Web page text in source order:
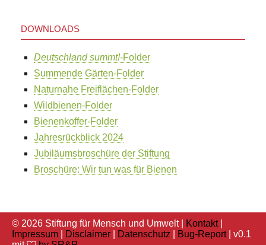
DOWNLOADS
Deutschland summt!-Folder
Summende Gärten-Folder
Naturnahe Freiflächen-Folder
Wildbienen-Folder
Bienenkoffer-Folder
Jahresrückblick 2024
Jubiläumsbroschüre der Stiftung
Broschüre: Wir tun was für Bienen
© 2026 Stiftung für Mensch und Umwelt | Kontakt|
Impressum
Disclaimer Datenschutz Bug-Report| v0.1